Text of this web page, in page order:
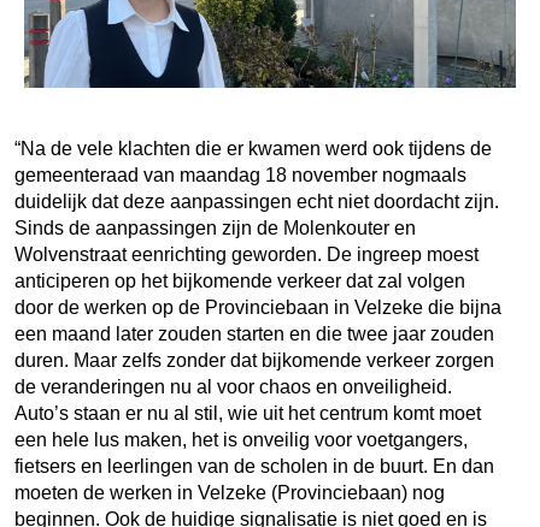
“Na de vele klachten die er kwamen werd ook tijdens de
gemeenteraad van maandag 18 november nogmaals
duidelijk dat deze aanpassingen echt niet doordacht zijn.
Sinds de aanpassingen zijn de Molenkouter en
Wolvenstraat eenrichting geworden. De ingreep moest
anticiperen op het bijkomende verkeer dat zal volgen
door de werken op de Provinciebaan in Velzeke die bijna
een maand later zouden starten en die twee jaar zouden
duren. Maar zelfs zonder dat bijkomende verkeer zorgen
de veranderingen nu al voor chaos en onveiligheid.
Auto’s staan er nu al stil, wie uit het centrum komt moet
een hele lus maken, het is onveilig voor voetgangers,
fietsers en leerlingen van de scholen in de buurt. En dan
moeten de werken in Velzeke (Provinciebaan) nog
beginnen. Ook de huidige signalisatie is niet goed en is